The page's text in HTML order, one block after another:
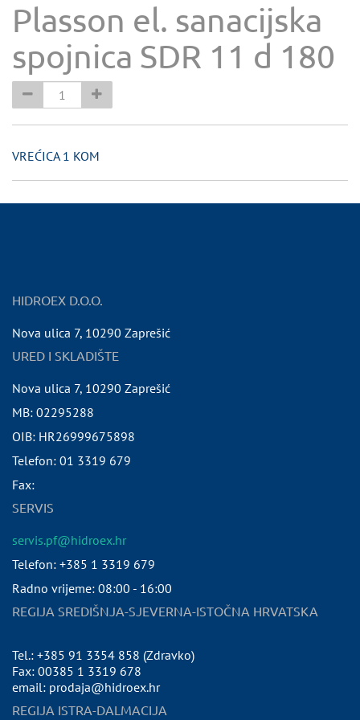
Plasson el. sanacijska
spojnica SDR 11 d 180
VREĆICA 1 KOM
HIDROEX D.O.O.
Nova ulica 7, 10290 Zaprešić
URED I SKLADIŠTE
Nova ulica 7, 10290 Zaprešić
MB: 02295288
OIB: HR26999675898
Telefon: 01 3319 679
Fax:
SERVIS
servis.pf@hidroex.hr
Telefon: +385 1 3319 679
Radno vrijeme: 08:00 - 16:00
REGIJA SREDIŠNJA-SJEVERNA-ISTOČNA HRVATSKA
Tel.: +385 91 3354 858 (Zdravko)
Fax: 00385 1 3319 678
email: prodaja@hidroex.hr
REGIJA ISTRA-DALMACIJA